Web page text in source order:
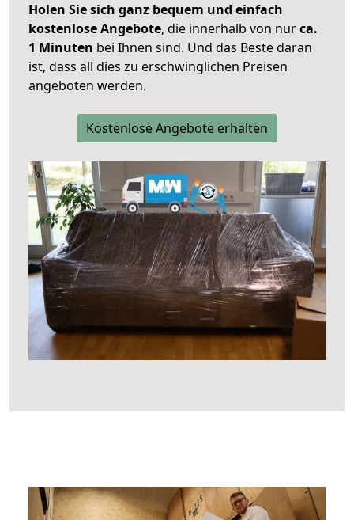
Holen Sie sich ganz bequem und einfach
kostenlose Angebote, die innerhalb von nurca.
1 Minuten bei Ihnen sind. Und das Beste daran
ist, dass all dies zu erschwinglichen Preisen
angeboten werden.
Kostenlose Angebote erhalten